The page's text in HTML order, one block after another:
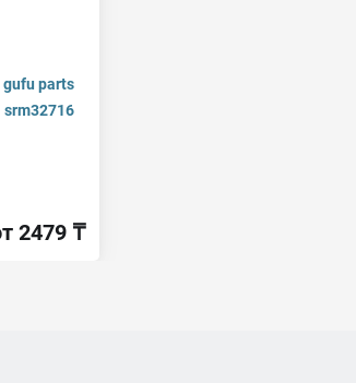
gufu parts
srm32716
2479 ₸